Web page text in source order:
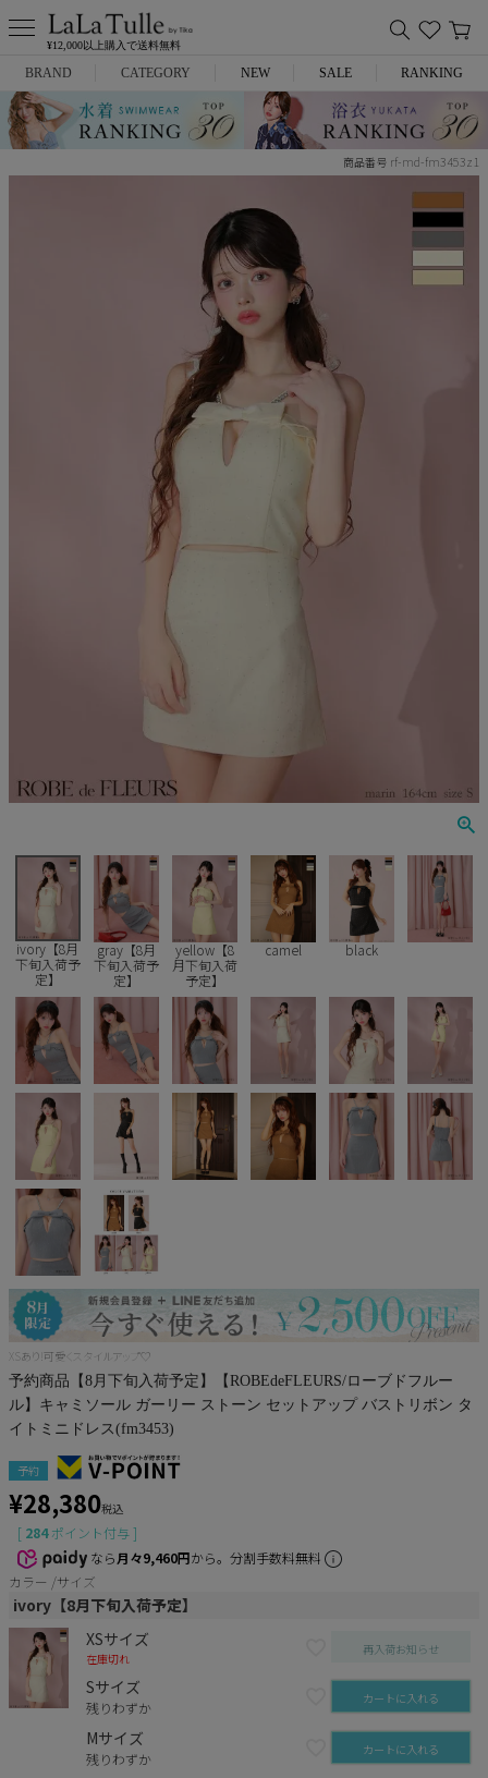
¥12,000以上購入で送料無料
BRAND
Anella
JENNNY
Rechercher
Pleaser
CATEGORY
ミニドレス
NEW SALE RANKING
商品番号 rf-md-fm3453z1
ivory【8月
下旬入荷予
定】
gray【8月
下旬入荷予
定】
yellow【8
月下旬入荷
予定】
camel black
XSあり!可愛くスタイルアップ♡
予約商品【8月下旬入荷予定】【ROBEdeFLEURS/ローブドフルー
ル】キャミソール ガーリー ストーン セットアップ バストリボン タ
イトミニドレス(fm3453)
予約
¥28,380税込
[ 284 ポイント付与 ]
なら月々9,460円から。分割手数料無料
カラー
サイズ
ivory【8月下旬入荷予定】
XSサイズ
在庫切れ
再入荷お知らせ
Sサイズ
残りわずか カートに入れる
Mサイズ
残りわずか カートに入れる